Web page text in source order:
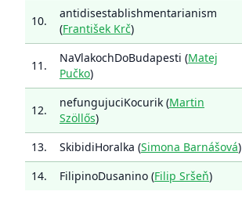
10.
antidisestablishmentarianism
(František Krč)
11.
NaVlakochDoBudapesti (Matej
Pučko)
12.
nefungujuciKocurik (Martin
Szöllős)
13. SkibidiHoralka (Simona Barnášová)
14.
FilipinoDusanino (Filip Sršeň)